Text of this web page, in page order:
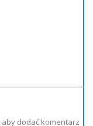
aby dodać komentarz